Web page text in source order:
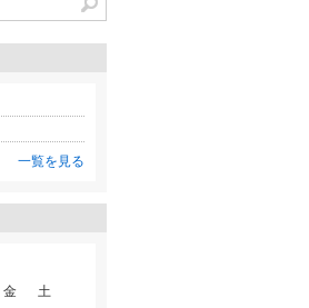
一覧を見る
金 土